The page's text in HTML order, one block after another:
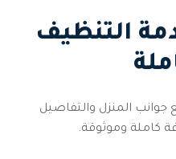
التنظيف
المنزل والتفاصيل
كاملة وموثوقة.